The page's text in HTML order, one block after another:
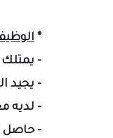
*
- يمتلك
- يجيد
- لديه
- حاصل